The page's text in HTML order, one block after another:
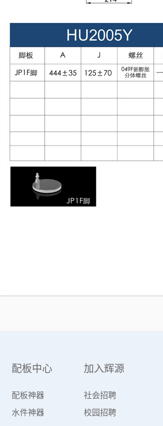
配板中心
配板神器
水件神器
加入辉源
社会招聘
校园招聘